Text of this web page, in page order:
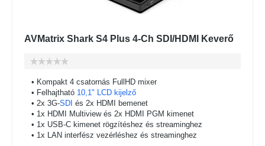
AVMatrix Shark S4 Plus 4-Ch SDI/HDMI Keverő
• Kompakt 4 csatornás FullHD mixer
• Felhajtható 10,1" LCD kijelző
• 2x 3G-SDI és 2x HDMI bemenet
• 1x HDMI Multiview és 2x HDMI PGM kimenet
• 1x USB-C kimenet rögzítéshez és streaminghez
• 1x LAN interfész vezérléshez és streaminghez